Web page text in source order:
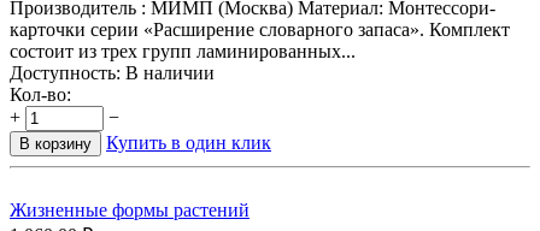
Производитель : МИМП (Москва) Материал: Монтессори-
карточки серии «Расширение словарного запаса». Комплект
состоит из трех групп ламинированных...
Доступность: В наличии
Кол-во:
+
−
В корзину Купить в один клик
Жизненные формы растений